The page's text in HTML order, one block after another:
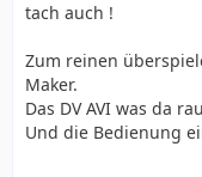
tach auch !
Zum reinen
Maker.
Das DV AVI was da
Und die Bedienung